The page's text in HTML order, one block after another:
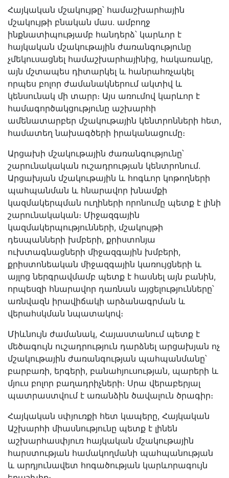
Հայկական մշակույթը՝ համաշխարհային
մշակույթի բնական մաս. ամբողջ
ինքնատիպությամբ հանդերձ՝ կարևոր է
հայկական մշակութային ժառանգությունը
չմեկուսացնել համաշխարհայինից, հակառակը,
այն մշտապես դիտարկել և հանրահռչակել
որպես բոլոր ժամանակներում ակտիվ և
կենսունակ մի տարր։ Այս առումով կարևոր է
համագործակցությունը աշխարհի
ամենատարբեր մշակութային կենտրոնների հետ,
համատեղ նախագծերի իրականացումը։
Արցախի մշակութային ժառանգությունը՝
շարունակական ուշադրության կենտրոնում.
Արցախյան մշակութային և հոգևոր կոթողների
պահպանման և հնարավոր խնամքի
կազմակերպման ուղիների որոնումը պետք է լինի
շարունակական։ Միջազգային
կազմակերպությունների, մշակույթի
դեսպանների խմբերի, քրիստոնյա
ուխտագնացների միջազգային խմբերի,
քրիստոնեական միջազգային կառույցների և
այլոց ներգրավմամբ պետք է հասնել այն բանին,
որպեսզի հնարավոր դառնան այցելությունները՝
առնվազն իրավիճակի արձանագրման և
վերահսկման նպատակով։
Միևնույն ժամանակ, Հայաստանում պետք է
մեծագույն ուշադրություն դարձնել արցախյան ոչ
մշակութային ժառանգության պահպանմանը՝
բարբառի, երգերի, բանահյուսության, պարերի և
մյուս բոլոր բաղադրիչների։ Սրա վերաբերյալ
պատրաստվում է առանձին ծավալուն ծրագիր։
Հայկական սփյուռքի հետ կապերը, Հայկական
Աշխարհի միասնությունը պետք է լինեն
աշխարհասփյուռ հայկական մշակութային
հարստության համակողմանի պահպանության
և արդյունավետ հոգածության կարևորագույն